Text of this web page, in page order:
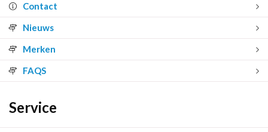
Contact
Nieuws
Merken
FAQS
Service